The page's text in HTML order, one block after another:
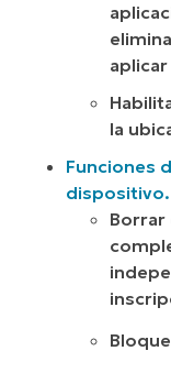
la
Funciones
dispositivo.